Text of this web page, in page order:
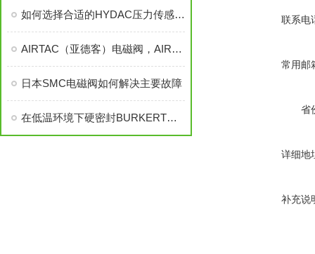
如何选择合适的HYDAC压力传感器进行替换?
AIRTAC（亚德客）电磁阀，AIRTAC（亚德客）气缸
日本SMC电磁阀如何解决主要故障
在低温环境下硬密封BURKERT电磁阀泄露的两种情况
联系电
常用邮
省
详细地
补充说